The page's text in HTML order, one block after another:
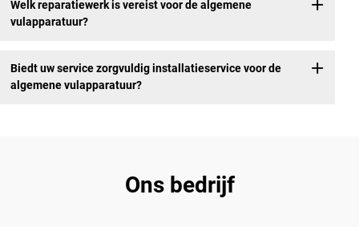
Welk reparatiewerk is vereist voor de algemene
vulapparatuur?
Biedt uw service zorgvuldig installatieservice voor de
algemene vulapparatuur?
Ons bedrijf